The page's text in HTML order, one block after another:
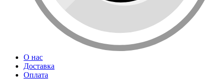
О нас
Доставка
Оплата